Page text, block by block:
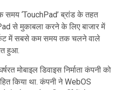
‘TouchPad’ ब्रांड के तहत
से मुकाबला करने के लिए बाजार में
में सबसे कम समय तक चलने वाले
हुआ.
मोबाइल डिवाइस निर्माता कंपनी को
किया था. कंपनी ने WebOS